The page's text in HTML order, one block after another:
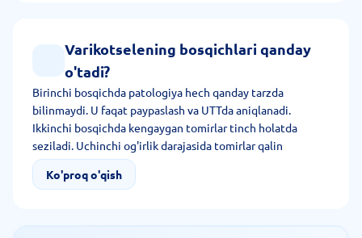
Varikotselening bosqichlari qanday
o'tadi?
Birinchi bosqichda patologiya hech qanday tarzda
bilinmaydi. U faqat paypaslash va UTTda aniqlanadi.
Ikkinchi bosqichda kengaygan tomirlar tinch holatda
seziladi. Uchinchi og'irlik darajasida tomirlar qalin
arqonlarga o'xshaydi. Bunda inson doimiy og'riq va
kattalashgan moshonka bilan yashashi mumkin.
Ko'proq o'qish